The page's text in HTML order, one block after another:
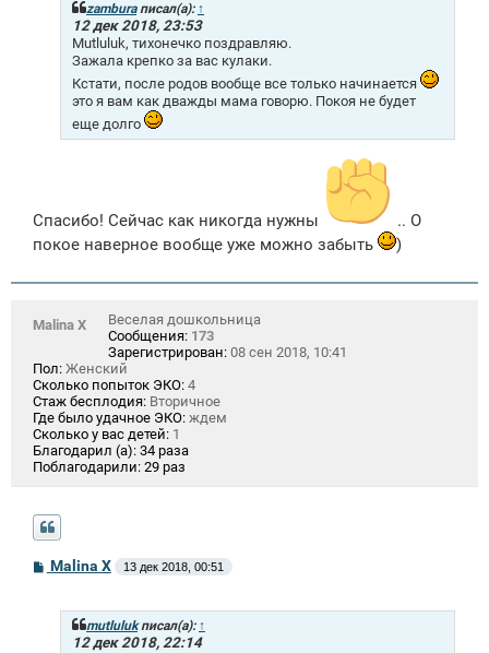
zamburaписал(а): ↑
12 дек 2018, 23:53
Mutluluk, тихонечко поздравляю.
Зажала крепко за вас кулаки.
Кстати, после родов вообще все только начинается
это я вам как дважды мама говорю. Покоя не будет
еще долго
Спасибо! Сейчас как никогда нужны
.. О
покое наверное вообще уже можно забыть
)
Malina X
Веселая дошкольница
Сообщения: 173
Зарегистрирован: 08 сен 2018, 10:41
Пол: Женский
Сколько попыток ЭКО: 4
Стаж бесплодия: Вторичное
Где было удачное ЭКО: ждем
Сколько у вас детей: 1
Благодарил (а): 34 раза
Поблагодарили: 29 раз
С
о
Malina X 13 дек 2018, 00:51
mutlulukписал(а): ↑
12 дек 2018, 22:14